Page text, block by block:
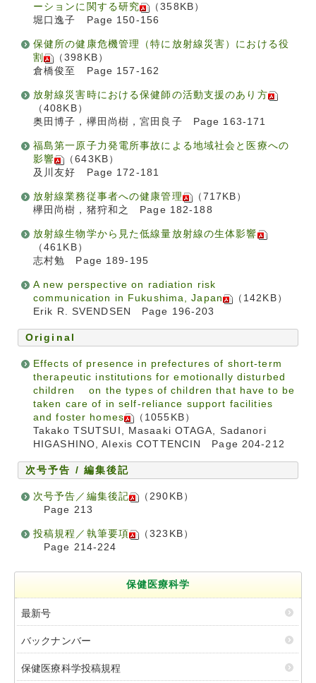
ーションに関する研究
（358KB）
堀口逸子 Page 150-156
保健所の健康危機管理（特に放射線災害）における役
割
（398KB）
倉橋俊至 Page 157-162
放射線災害時における保健師の活動支援のあり方
（408KB）
奥田博子，欅田尚樹，宮田良子 Page 163-171
福島第一原子力発電所事故による地域社会と医療への
影響
（643KB）
及川友好 Page 172-181
放射線業務従事者への健康管理
（717KB）
欅田尚樹，猪狩和之 Page 182-188
放射線生物学から見た低線量放射線の生体影響
（461KB）
志村勉 Page 189-195
A new perspective on radiation risk
communication in Fukushima, Japan
（142KB）
Erik R. SVENDSEN Page 196-203
Original
Effects of presence in prefectures of short-term
therapeutic institutions for emotionally disturbed
children on the types of children that have to be
taken care of in self-reliance support facilities
and foster homes
（1055KB）
Takako TSUTSUI, Masaaki OTAGA, Sadanori
HIGASHINO, Alexis COTTENCIN Page 204-212
次号予告 / 編集後記
次号予告／編集後記
（290KB）
Page 213
投稿規程／執筆要項
（323KB）
Page 214-224
保健医療科学
最新号
バックナンバー
保健医療科学投稿規程